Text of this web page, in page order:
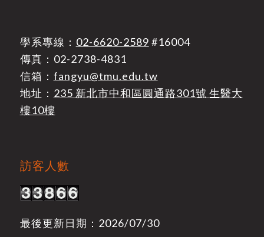
學系專線： 02-6620-2589 #16004
傳真：02-2738-4831
信箱： fangyu@tmu.edu.tw
地址： 235 新北市中和區圓通路301號 生醫大
樓10樓
訪客人數
最後更新日期：2026/07/30